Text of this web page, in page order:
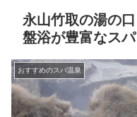
永山竹取の湯の
盤浴が豊富なス
おすすめのスパ温泉